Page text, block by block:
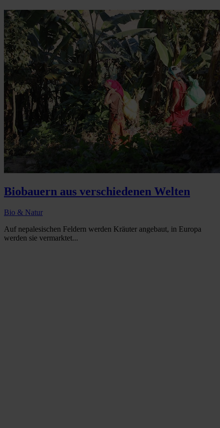
Biobauern aus verschiedenen Welten
Bio & Natur
Auf nepalesischen Feldern werden Kräuter angebaut, in Europa
werden sie vermarktet...